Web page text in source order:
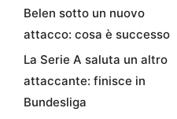
Belen sotto un nuovo
attacco: cosa è successo
La Serie A saluta un altro
attaccante: finisce in
Bundesliga